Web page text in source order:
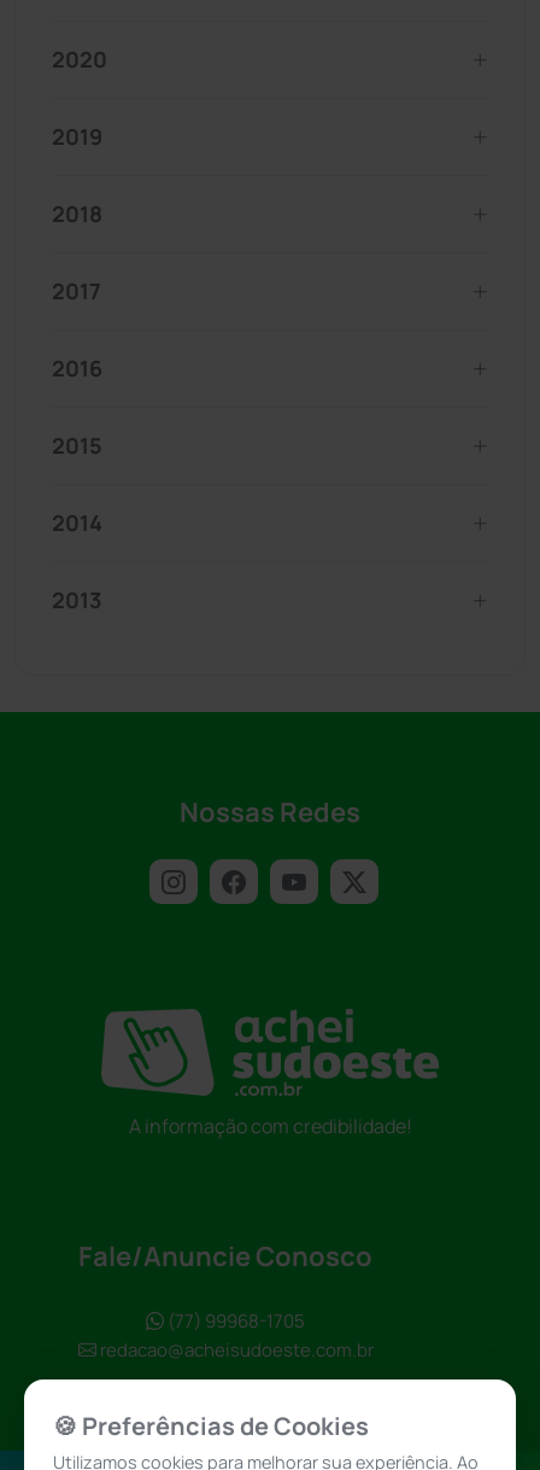
2020
2019
2018
2017
2016
2015
2014
2013
Nossas Redes
A informação com credibilidade!
Fale/Anuncie Conosco
(77) 99968-1705
redacao@acheisudoeste.com.br
🍪 Preferências de Cookies
Utilizamos cookies para melhorar sua experiência. Ao